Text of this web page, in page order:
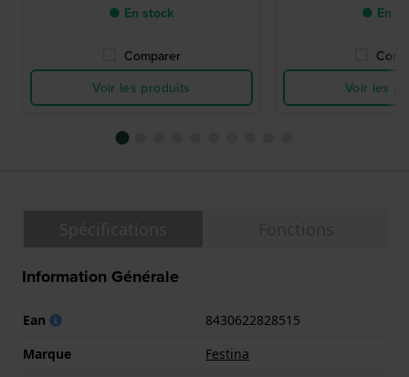
● En stock
Comparer
Voir les produits
● En
Voir les
Information Générale
Ean
8430622828515
Marque
Festina